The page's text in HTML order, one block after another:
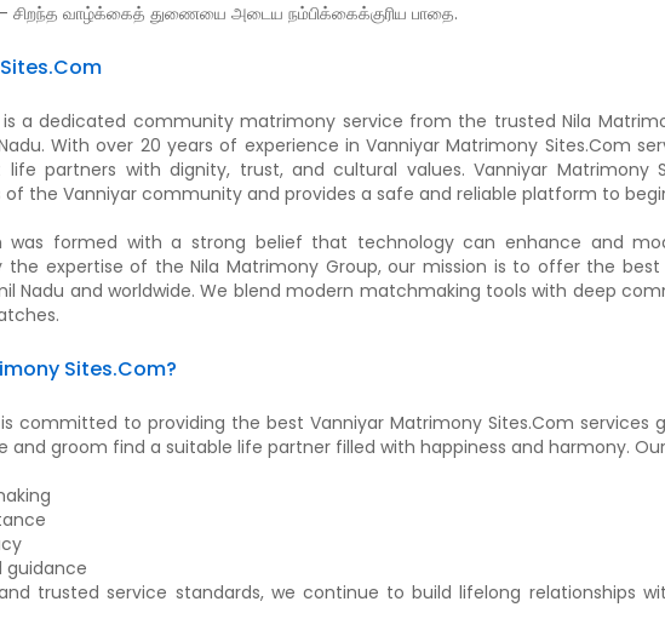
சிறந்த வாழ்க்கைத் துணையை அடைய நம்பிக்கைக்குரிய பாதை.
is a dedicated community matrimony service from the trusted Nila
With over 20 years of experience in Vanniyar Matrimony Sites.Com
partners with dignity, trust, and cultural values. Vanniyar Matrimony
the Vanniyar community and provides a safe and reliable platform to
was formed with a strong belief that technology can enhance and
the expertise of the Nila Matrimony Group, our mission is to offer the best
Nadu and worldwide. We blend modern matchmaking tools with deep
Sites.Com?
committed to providing the best Vanniyar Matrimony Sites.Com
and groom find a suitable life partner filled with happiness and harmony.
guidance
trusted service standards, we continue to build lifelong relationships